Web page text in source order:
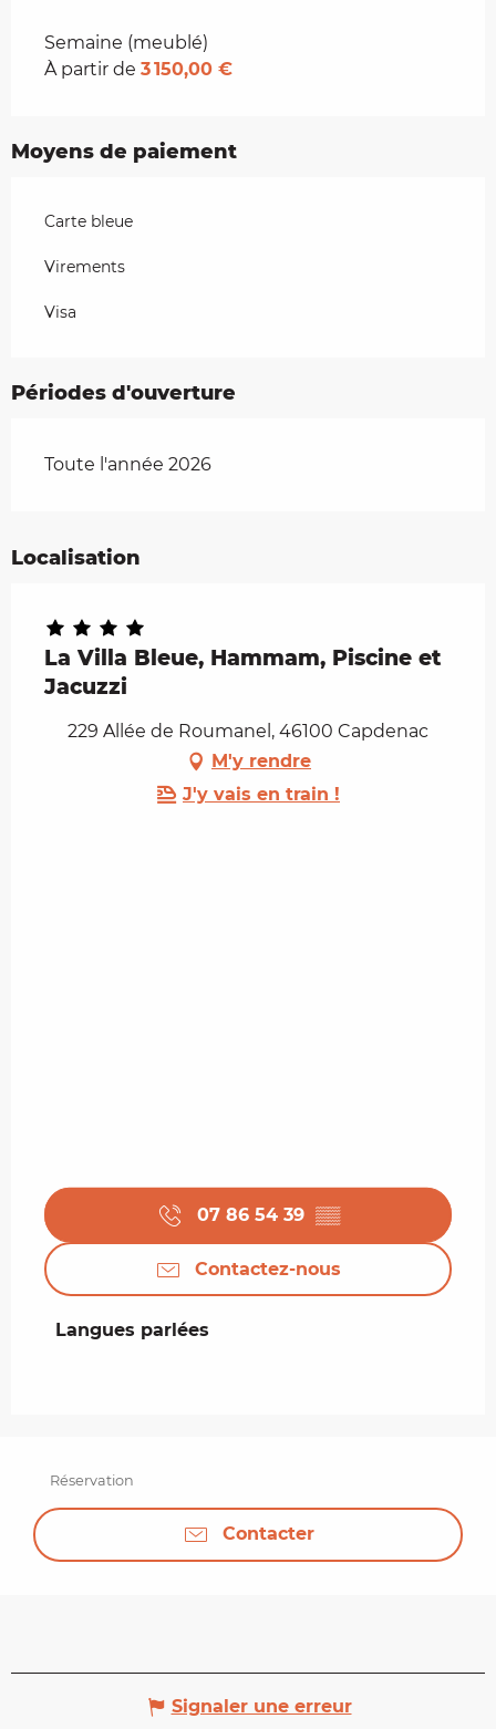
Tarifs 2026
Semaine (meublé)
À partir de 3 150,00 €
Moyens de paiement
Carte bleue
Virements
Visa
Périodes d'ouverture
Toute l'année 2026
Localisation
La Villa Bleue, Hammam, Piscine et
Jacuzzi
229 Allée de Roumanel, 46100 Capdenac
M'y rendre
J'y vais en train !
07 86 54 39 ▒▒
Contactez-nous
Langues parlées
Langues parlées
Réservation
Contacter
Signaler une erreur